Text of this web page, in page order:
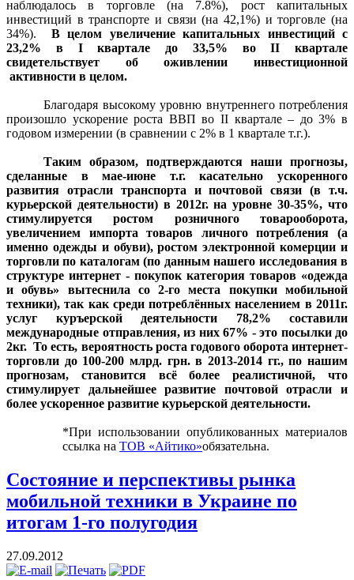
наблюдалось в торговле (на 7.8%), рост капитальных
инвестиций в транспорте и связи (на 42,1%) и торговле (на
34%).
В целом увеличение капитальных инвестиций с
23,2% в І квартале до 33,5% во ІІ квартале
свидетельствует об оживлении инвестиционной
активности в целом.
Благодаря высокому уровню внутреннего потребления
произошло ускорение роста ВВП во ІІ квартале – до 3% в
годовом измерении (в сравнении с 2% в 1 квартале т.г.).
Таким образом, подтверждаются наши прогнозы,
сделанные в мае-июне т.г. касательно ускоренного
развития отрасли транспорта и почтовой связи (в т.ч.
курьерской деятельности) в 2012г. на уровне 30-35%, что
стимулируется ростом розничного товарооборота,
увеличением импорта товаров личного потребления (а
именно одежды и обуви), ростом электронной комерции и
торговли по каталогам (по данным нашего исследования в
структуре интернет - покупок категория товаров «одежда
и обувь» вытеснила со 2-го места покупки мобильной
техники), так как среди потреблённых населением в 2011г.
услуг куръерской деятельности 78,2% составили
международные отправления, из них 67% - это посылки до
2кг. То есть, вероятность роста годового оборота интернет-
торговли до 100-200 млрд. грн. в 2013-2014 гг., по нашим
прогнозам, становится всё более реалистичной, что
стимулирует дальнейшее развитие почтовой отрасли и
более ускоренное развитие курьерской деятельности.
*При использовании опубликованных материалов
ссылка наТОВ «Айтико»обязательна.
Состояние и перспективы рынка
мобильной техники в Украине по
итогам 1-го полугодия
27.09.2012